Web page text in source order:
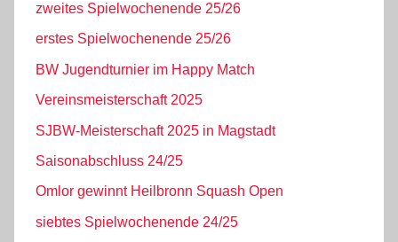
zweites Spielwochenende 25/26
erstes Spielwochenende 25/26
BW Jugendturnier im Happy Match
Vereinsmeisterschaft 2025
SJBW-Meisterschaft 2025 in Magstadt
Saisonabschluss 24/25
Omlor gewinnt Heilbronn Squash Open
siebtes Spielwochenende 24/25